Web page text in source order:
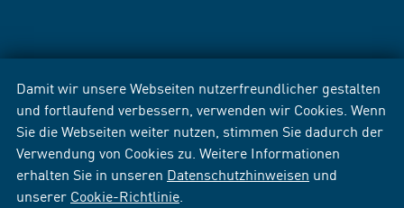
Damit wir unsere Webseiten nutzerfreundlicher gestalten
und fortlaufend verbessern, verwenden wir Cookies. Wenn
Sie die Webseiten weiter nutzen, stimmen Sie dadurch der
Verwendung von Cookies zu. Weitere Informationen
erhalten Sie in unseren Datenschutzhinweisen und
unserer Cookie-Richtlinie